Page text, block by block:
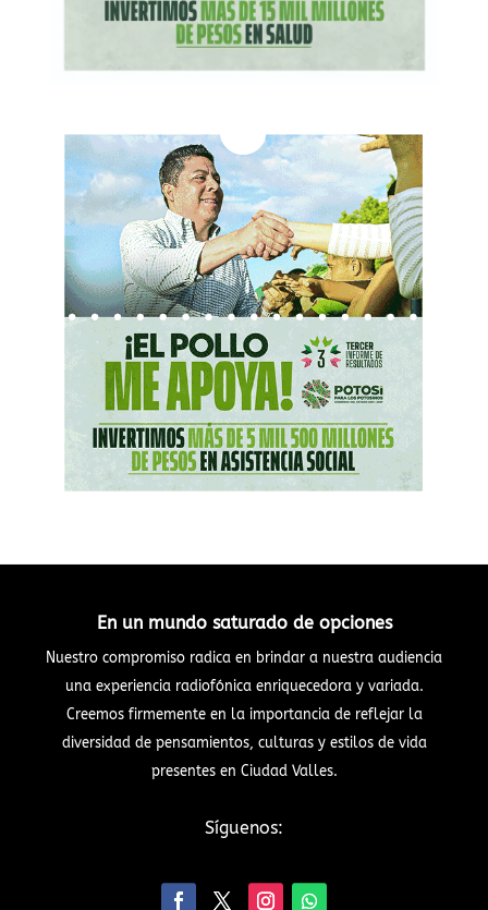
En un mundo saturado de opciones
Nuestro compromiso radica en brindar a nuestra audiencia
una experiencia radiofónica enriquecedora y variada.
Creemos firmemente en la importancia de reflejar la
diversidad de pensamientos, culturas y estilos de vida
presentes en Ciudad Valles.
Síguenos: